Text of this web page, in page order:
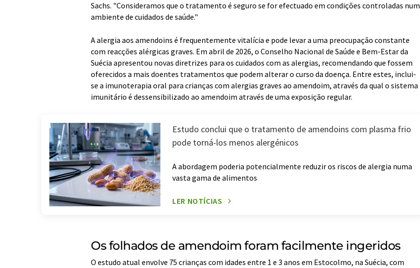
Sachs. "Consideramos que o tratamento é seguro se for efectuado em condições controladas num
ambiente de cuidados de saúde."
A alergia aos amendoins é frequentemente vitalícia e pode levar a uma preocupação constante
com reacções alérgicas graves. Em abril de 2026, o Conselho Nacional de Saúde e Bem-Estar da
Suécia apresentou novas diretrizes para os cuidados com as alergias, recomendando que fossem
oferecidos a mais doentes tratamentos que podem alterar o curso da doença. Entre estes, inclui-
se a imunoterapia oral para crianças com alergias graves ao amendoim, através da qual o sistema
imunitário é dessensibilizado ao amendoim através de uma exposição regular.
Estudo conclui que o tratamento de amendoins com plasma frio
pode torná-los menos alergénicos
A abordagem poderia potencialmente reduzir os riscos de alergia numa
vasta gama de alimentos
LER NOTÍCIAS
Os folhados de amendoim foram facilmente ingeridos
O estudo atual envolve 75 crianças com idades entre 1 e 3 anos em Estocolmo, na Suécia, com